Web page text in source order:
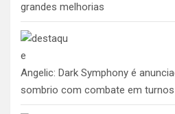
grandes melhorias
Angelic: Dark Symphony é
sombrio com combate em turnos